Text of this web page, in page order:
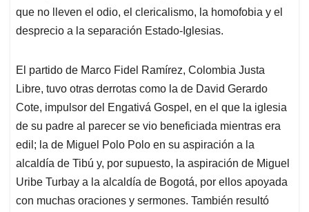
que no lleven el odio, el clericalismo, la homofobia y el
desprecio a la separación Estado-Iglesias.
El partido de Marco Fidel Ramírez, Colombia Justa
Libre, tuvo otras derrotas como la de David Gerardo
Cote, impulsor del Engativá Gospel, en el que la iglesia
de su padre al parecer se vio beneficiada mientras era
edil; la de Miguel Polo Polo en su aspiración a la
alcaldía de Tibú y, por supuesto, la aspiración de Miguel
Uribe Turbay a la alcaldía de Bogotá, por ellos apoyada
con muchas oraciones y sermones. También resultó